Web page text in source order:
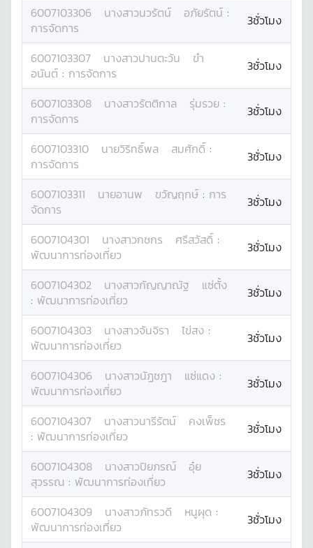
6007103306 นางสาวนวรัตน์ อภัยรัตน์ :
การจัดการ
3ชั่วโมง
6007103307 นางสาวปานตะวัน
ขำ
อนันต์ : การจัดการ 3ชั่วโมง
6007103308 นางสาวรัตติกาล รุ่มรวย :
การจัดการ
3ชั่วโมง
6007103310 นายวิริทธิ์พล สมศักดิ์ :
การจัดการ
3ชั่วโมง
6007103311 นายอานพ ขวัญฤกษ์ : การ
จัดการ
3ชั่วโมง
6007104301 นางสาวกชกร ศรีสวัสดิ์ :
พัฒนาการท่องเที่ยว
3ชั่วโมง
6007104302 นางสาวกัญญาณัฐ
แซ่ตั้ง
: พัฒนาการท่องเที่ยว 3ชั่วโมง
6007104303 นางสาวจันจิรา ไข่สง :
พัฒนาการท่องเที่ยว
3ชั่วโมง
6007104306 นางสาวนัฏชฎา แซ่แดง :
พัฒนาการท่องเที่ยว
3ชั่วโมง
6007104307 นางสาวนารีรัตน์
คงเพ็ชร
: พัฒนาการท่องเที่ยว 3ชั่วโมง
6007104308 นางสาวปิยภรณ์
อุ๋ย
สุวรรณ : พัฒนาการท่องเที่ยว 3ชั่วโมง
6007104309 นางสาวภัทรวดี หนูผุด :
พัฒนาการท่องเที่ยว
3ชั่วโมง